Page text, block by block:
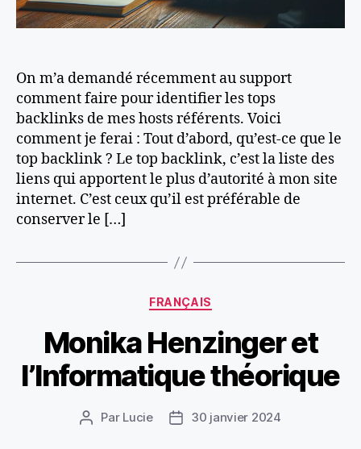
On m’a demandé récemment au support
comment faire pour identifier les tops
backlinks de mes hosts référents. Voici
comment je ferai : Tout d’abord, qu’est-ce que le
top backlink ? Le top backlink, c’est la liste des
liens qui apportent le plus d’autorité à mon site
internet. C’est ceux qu’il est préférable de
conserver le […]
Catégories
FRANÇAIS
Monika Henzinger et
l’Informatique théorique
Auteur
Par Lucie
Date30 janvier 2024